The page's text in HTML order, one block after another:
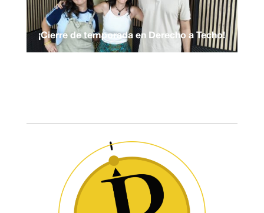
¡Cierre de temporada en Derecho a Techo!